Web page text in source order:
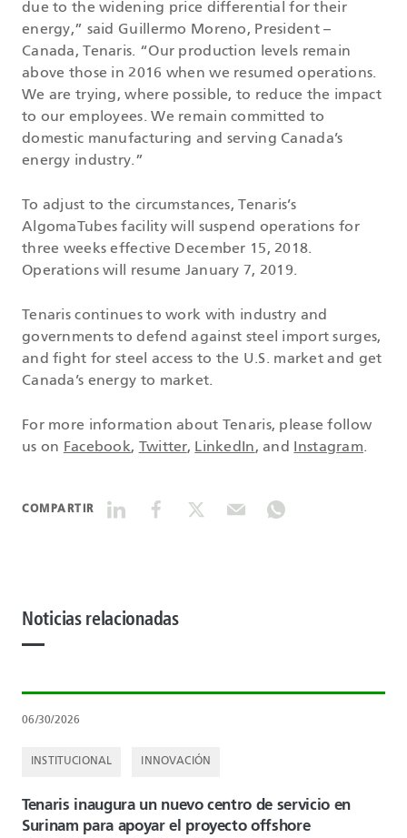
due to the widening price differential for their
energy,” said Guillermo Moreno, President –
Canada, Tenaris. “Our production levels remain
above those in 2016 when we resumed operations.
We are trying, where possible, to reduce the impact
to our employees. We remain committed to
domestic manufacturing and serving Canada’s
energy industry.”
To adjust to the circumstances, Tenaris’s
AlgomaTubes facility will suspend operations for
three weeks effective December 15, 2018.
Operations will resume January 7, 2019.
Tenaris continues to work with industry and
governments to defend against steel import surges,
and fight for steel access to the U.S. market and get
Canada’s energy to market.
For more information about Tenaris, please follow
us on Facebook, Twitter, LinkedIn, and Instagram.
COMPARTIR
Noticias relacionadas
06/30/2026
INSTITUCIONAL INNOVACIÓN
Tenaris inaugura un nuevo centro de servicio en
Surinam para apoyar el proyecto offshore